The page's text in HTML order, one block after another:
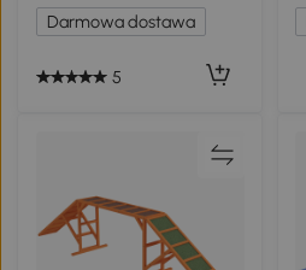
Darmowa dostawa
5